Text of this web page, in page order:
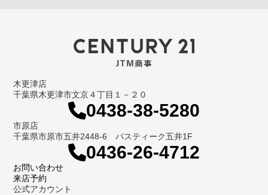
木更津店
千葉県木更津市文京４丁目１－２０
0438-38-5280
市原店
千葉県市原市五井2448-6 パスティーク五井1F
0436-26-4712
お問い合わせ
来店予約
公式アカウント